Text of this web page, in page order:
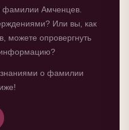
фамилии Амченцев.
Или вы, как
можете опровергнуть
о фамилии